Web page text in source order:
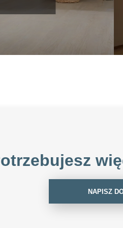
NAPISZ